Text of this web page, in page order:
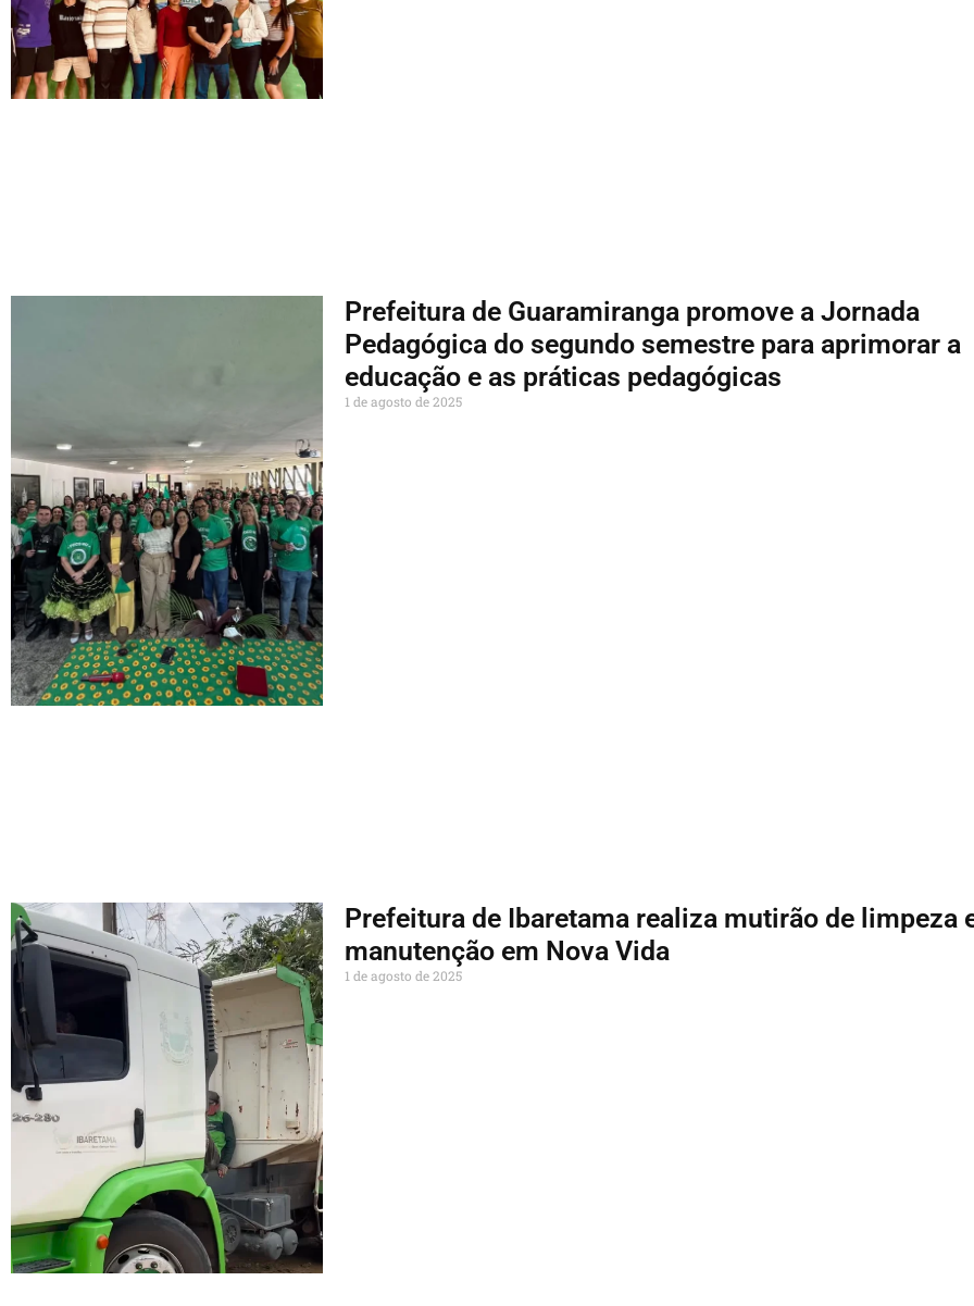
Prefeitura de Guaramiranga promove a Jornada
Pedagógica do segundo semestre para aprimorar a
educação e as práticas pedagógicas
1 de agosto de 2025
Prefeitura de Ibaretama realiza mutirão de limpeza
manutenção em Nova Vida
1 de agosto de 2025